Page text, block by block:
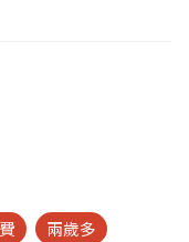
兩歲多